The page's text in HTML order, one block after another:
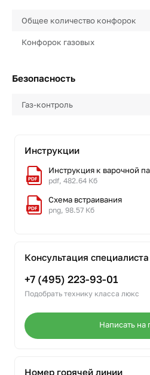
Общее количество конфорок
Конфорок газовых
Безопасность
Газ-контроль
Инструкции
Инструкция к варочной
pdf, 482.64 Кб
Схема встраивания
png, 98.57 Кб
Консультация специалиста
+7 (495) 223-93-01
Подобрать технику класса люкс
Написать на
Номер горячей линии